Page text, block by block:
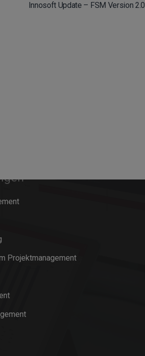
Innosoft Update – FSM Version 2.0
Projektmanagement